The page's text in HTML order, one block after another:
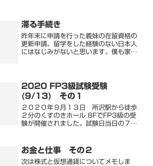
滞る手続き
昨年末に申請を行った義妹の在留資格の
更新申請。留学をした経験のない日本人
にはなじみがないと思います。僕も家族
だと思ってました。…これ...
2020 FP3級試験受験
(9/13) その１
２０２０年９月１３日 所沢駅から徒歩
２分のくすのきホール 8FでFP3級の受
験が開催されました。試験日当日の７時
なので、ナビだよりでも多少迷うかな？
と思ったのですが、予...
お金と仕事 その２
次は株式と仮想通貨についてメモしま